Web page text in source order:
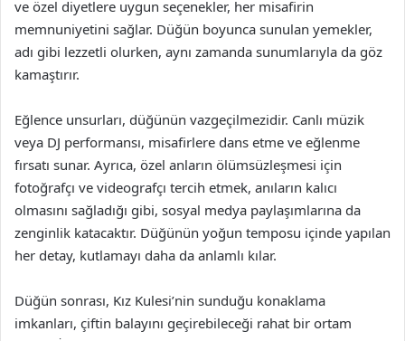
ve özel diyetlere uygun seçenekler, her misafirin
memnuniyetini sağlar. Düğün boyunca sunulan yemekler,
adı gibi lezzetli olurken, aynı zamanda sunumlarıyla da göz
kamaştırır.
Eğlence unsurları, düğünün vazgeçilmezidir. Canlı müzik
veya DJ performansı, misafirlere dans etme ve eğlenme
fırsatı sunar. Ayrıca, özel anların ölümsüzleşmesi için
fotoğrafçı ve videografçı tercih etmek, anıların kalıcı
olmasını sağladığı gibi, sosyal medya paylaşımlarına da
zenginlik katacaktır. Düğünün yoğun temposu içinde yapılan
her detay, kutlamayı daha da anlamlı kılar.
Düğün sonrası, Kız Kulesi’nin sunduğu konaklama
imkanları, çiftin balayını geçirebileceği rahat bir ortam